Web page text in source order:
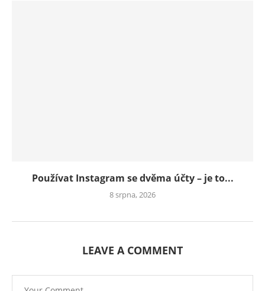
Používat Instagram se dvěma účty – je to...
8 srpna, 2026
LEAVE A COMMENT